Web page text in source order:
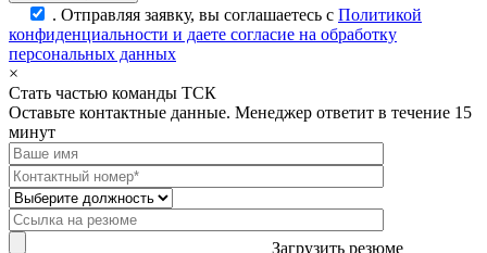
. Отправляя заявку, вы соглашаетесь с Политикой
конфиденциальности и даете согласие на обработку
персональных данных
×
Стать частью команды ТСК
Оставьте контактные данные. Менеджер ответит в течение 15
минут
Загрузить резюме